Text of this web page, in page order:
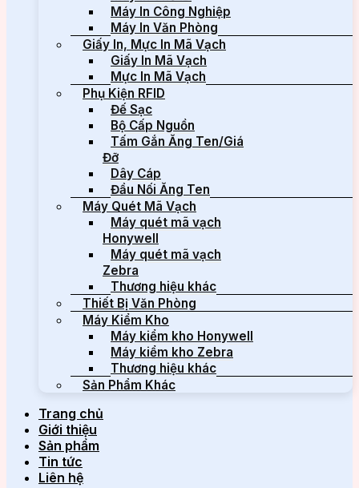
Máy In Công Nghiệp
Máy In Văn Phòng
Giấy In, Mực In Mã Vạch
Giấy In Mã Vạch
Mực In Mã Vạch
Phụ Kiện RFID
Đế Sạc
Bộ Cấp Nguồn
Tấm Gắn Ăng Ten/Giá
Đỡ
Dây Cáp
Đầu Nối Ăng Ten
Máy Quét Mã Vạch
Máy quét mã vạch
Honywell
Máy quét mã vạch
Zebra
Thương hiệu khác
Thiết Bị Văn Phòng
Máy Kiểm Kho
Máy kiểm kho Honywell
Máy kiểm kho Zebra
Thương hiệu khác
Sản Phẩm Khác
Trang chủ
Giới thiệu
Sản phẩm
Tin tức
Liên hệ